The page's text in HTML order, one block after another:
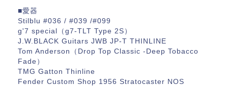
■愛器
Stilblu #036 / #039 /#099
g'7 special（g7-TLT Type 2S）
J.W.BLACK Guitars JWB JP-T THINLINE
Tom Anderson（Drop Top Classic -Deep Tobacco
Fade）
TMG Gatton Thinline
Fender Custom Shop 1956 Stratocaster NOS